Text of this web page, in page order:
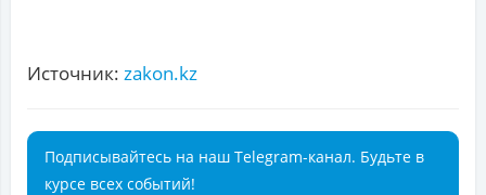
Источник: zakon.kz
Подписывайтесь на наш Telegram-канал. Будьте в
курсе всех событий!